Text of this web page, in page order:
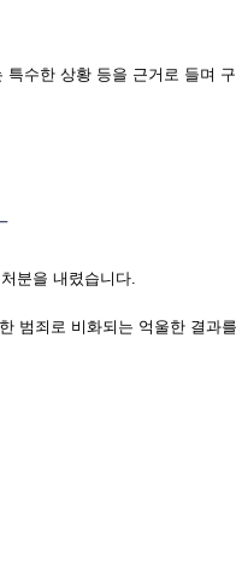
수한 상황 등을 근거로 들며
분을 내렸습니다.
범죄로 비화되는 억울한 결과